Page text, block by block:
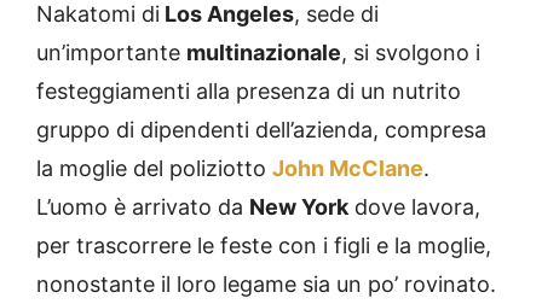
Nakatomi di Los Angeles, sede di
un’importante multinazionale, si svolgono i
festeggiamenti alla presenza di un nutrito
gruppo di dipendenti dell’azienda, compresa
la moglie del poliziotto John McClane.
L’uomo è arrivato da New Yorkdove lavora,
per trascorrere le feste con i figli e la moglie,
nonostante il loro legame sia un po’ rovinato.